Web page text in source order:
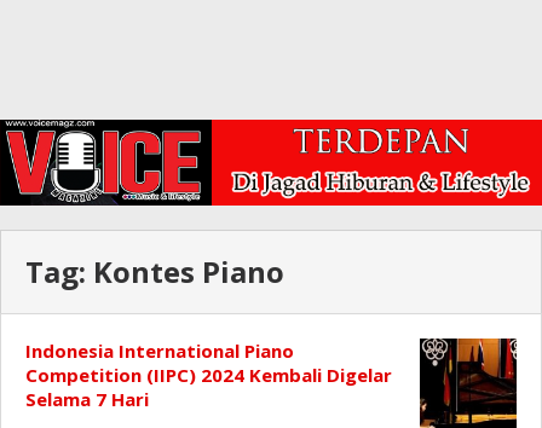
Tag: Kontes Piano
Indonesia International Piano
Competition (IIPC) 2024 Kembali Digelar
Selama 7 Hari